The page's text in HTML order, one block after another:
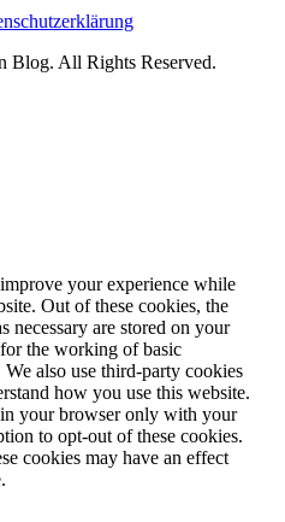
Blog. All Rights Reserved.
your experience while
Out of these cookies, the
necessary are stored on your
the working of basic
also use third-party cookies
how you use this website.
your browser only with your
to opt-out of these cookies.
cookies may have an effect